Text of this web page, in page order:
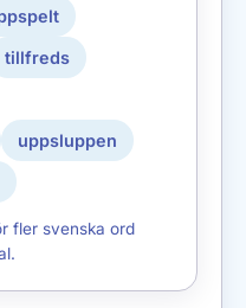
tillfreds
uppsluppen
fler svenska ord